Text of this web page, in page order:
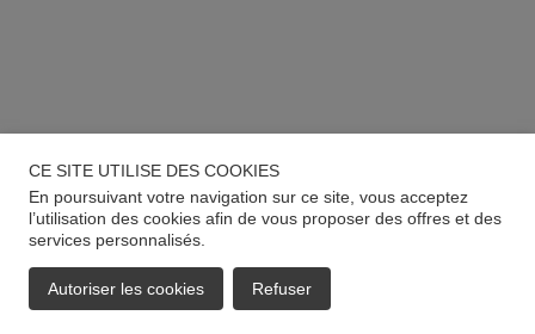
CE SITE UTILISE DES COOKIES
En poursuivant votre navigation sur ce site, vous acceptez
l’utilisation des cookies afin de vous proposer des offres et des
services personnalisés.
Autoriser les cookies Refuser